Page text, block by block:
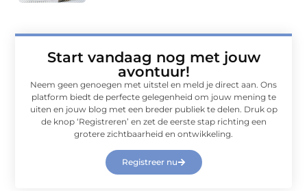
Start vandaag nog met jouw
avontuur!
Neem geen genoegen met uitstel en meld je direct aan. Ons
platform biedt de perfecte gelegenheid om jouw mening te
uiten en jouw blog met een breder publiek te delen. Druk op
de knop ‘Registreren’ en zet de eerste stap richting een
grotere zichtbaarheid en ontwikkeling.
Registreer nu